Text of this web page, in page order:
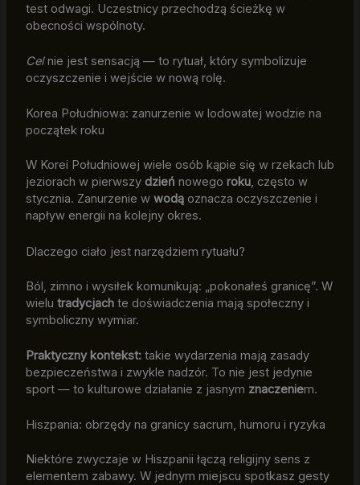
test odwagi. Uczestnicy przechodzą ścieżkę w
obecności wspólnoty.
Celnie jest sensacją — to rytuał, który symbolizuje
oczyszczenie i wejście w nową rolę.
Korea Południowa: zanurzenie w lodowatej wodzie na
początek roku
W Korei Południowej wiele osób kąpie się w rzekach lub
jeziorach w pierwszy dzień nowego roku, często w
stycznia. Zanurzenie w wodąoznacza oczyszczenie i
napływ energii na kolejny okres.
Dlaczego ciało jest narzędziem rytuału?
Ból, zimno i wysiłek komunikują: „pokonałeś granicę”. W
wielu tradycjachte doświadczenia mają społeczny i
symboliczny wymiar.
Praktyczny kontekst:takie wydarzenia mają zasady
bezpieczeństwa i zwykle nadzór. To nie jest jedynie
sport — to kulturowe działanie z jasnym znaczeniem.
Hiszpania: obrzędy na granicy sacrum, humoru i ryzyka
Niektóre zwyczaje w Hiszpanii łączą religijny sens z
elementem zabawy. W jednym miejscu spotkasz gesty